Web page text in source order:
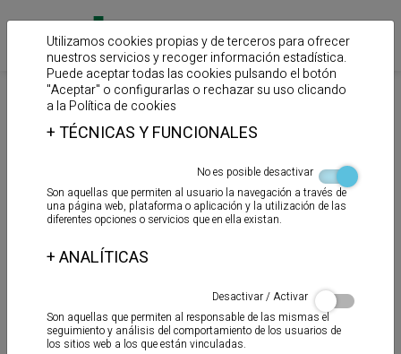
> Productos > Selladores > Polímeros MS
TOT - MS RAPID
Utilizamos cookies propias y de terceros para ofrecer
nuestros servicios y recoger información estadística.
Puede aceptar todas las cookies pulsando el botón
"Aceptar" o configurarlas o rechazar su uso clicando
a la Política de cookies
+TÉCNICAS Y FUNCIONALES
No es posible desactivar
Son aquellas que permiten al usuario la navegación a través de
una página web, plataforma o aplicación y la utilización de las
diferentes opciones o servicios que en ella existan.
+ANALÍTICAS
Desactivar / Activar
Son aquellas que permiten al responsable de las mismas el
seguimiento y análisis del comportamiento de los usuarios de
los sitios web a los que están vinculadas.